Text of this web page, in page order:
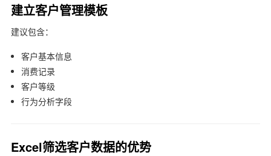
建立客户管理模板
建议包含：
客户基本信息
消费记录
客户等级
行为分析字段
Excel筛选客户数据的优势